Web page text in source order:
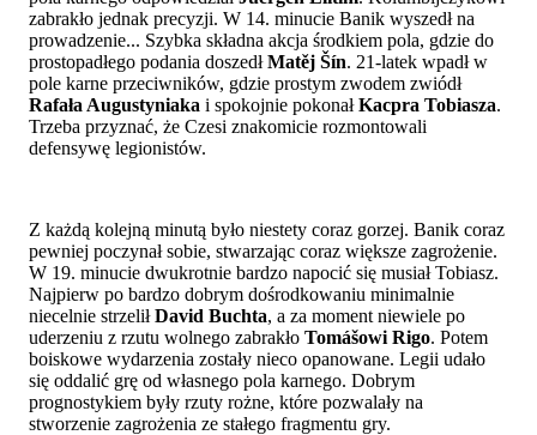
zabrakło jednak precyzji. W 14. minucie Banik wyszedł na
prowadzenie... Szybka składna akcja środkiem pola, gdzie do
prostopadłego podania doszedłMatěj Šín. 21-latek wpadł w
pole karne przeciwników, gdzie prostym zwodem zwiódł
Rafała Augustyniaka i spokojnie pokonałKacpra Tobiasza.
Trzeba przyznać, że Czesi znakomicie rozmontowali
defensywę legionistów.
Z każdą kolejną minutą było niestety coraz gorzej. Banik coraz
pewniej poczynał sobie, stwarzając coraz większe zagrożenie.
W 19. minucie dwukrotnie bardzo napocić się musiał Tobiasz.
Najpierw po bardzo dobrym dośrodkowaniu minimalnie
niecelnie strzeliłDavid Buchta, a za moment niewiele po
uderzeniu z rzutu wolnego zabrakło Tomášowi Rigo. Potem
boiskowe wydarzenia zostały nieco opanowane. Legii udało
się oddalić grę od własnego pola karnego. Dobrym
prognostykiem były rzuty rożne, które pozwalały na
stworzenie zagrożenia ze stałego fragmentu gry.